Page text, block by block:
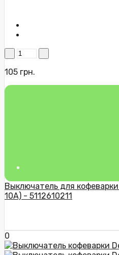
105 грн.
Выключатель для
10A) - 5112610211
0